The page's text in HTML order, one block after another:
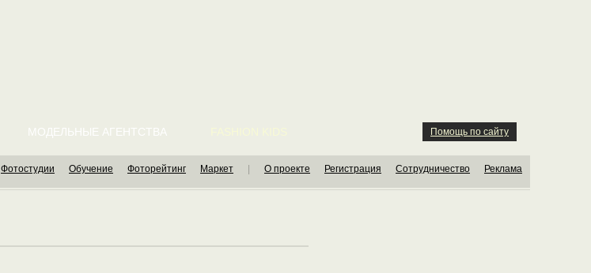
МОДЕЛЬНЫЕ АГЕНТСТВА Помощь по сайту
Фотостудии Обучение Фоторейтинг Маркет О проекте Регистрация Сотрудничество Реклама